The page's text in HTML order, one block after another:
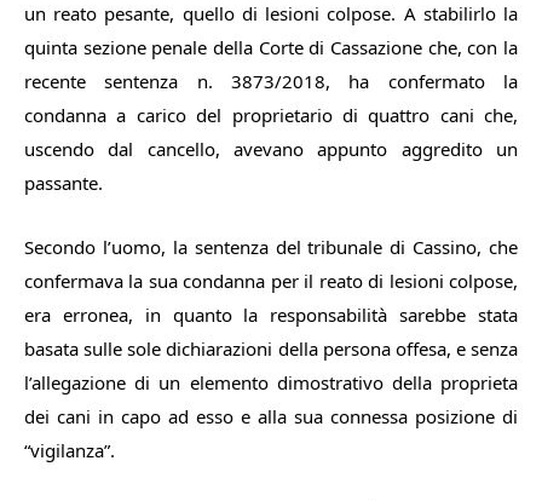
un reato pesante, quello di lesioni colpose. A stabilirlo la
quinta sezione penale della Corte di Cassazione che, con la
recente sentenza n. 3873/2018, ha confermato la
condanna a carico del proprietario di quattro cani che,
uscendo dal cancello, avevano appunto aggredito un
passante.
Secondo l’uomo, la sentenza del tribunale di Cassino, che
confermava la sua condanna per il reato di lesioni colpose,
era erronea, in quanto la responsabilità sarebbe stata
basata sulle sole dichiarazioni della persona offesa, e senza
l’allegazione di un elemento dimostrativo della proprieta
dei cani in capo ad esso e alla sua connessa posizione di
“vigilanza”.